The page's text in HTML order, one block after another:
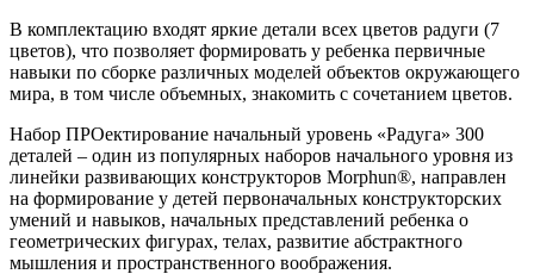
В комплектацию входят яркие детали всех цветов радуги (7
цветов), что позволяет формировать у ребенка первичные
навыки по сборке различных моделей объектов окружающего
мира, в том числе объемных, знакомить с сочетанием цветов.
Набор ПРОектирование начальный уровень «Радуга» 300
деталей – один из популярных наборов начального уровня из
линейки развивающих конструкторов Morphun®, направлен
на формирование у детей первоначальных конструкторских
умений и навыков, начальных представлений ребенка о
геометрических фигурах, телах, развитие абстрактного
мышления и пространственного воображения.